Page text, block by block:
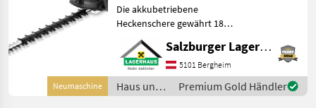
Neumaschine
Die akkubetriebene
Heckenschere gewährt 180
Minuten leistungsstarkes
Schneiden Intuitives
Keypad zur einfachen
Steuerung der
unterschiedlichen
Salzburger Lagerhaus-Technik
5101 Bergheim
Haus und
Garten /
Premium Gold Händler